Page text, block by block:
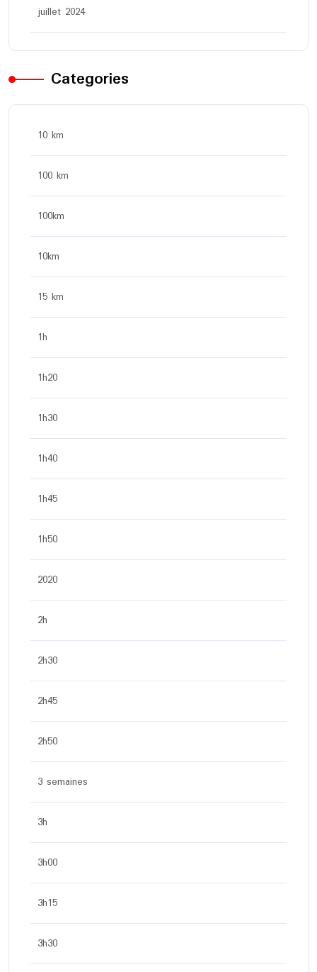
juillet 2024
Categories
10 km
100 km
100km
10km
15 km
1h
1h20
1h30
1h40
1h45
1h50
2020
2h
2h30
2h45
2h50
3 semaines
3h
3h00
3h15
3h30